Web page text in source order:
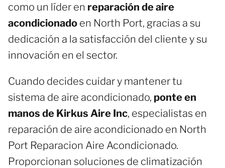
como un líder en reparación de aire
acondicionado en North Port, gracias a su
dedicación a la satisfacción del cliente y su
innovación en el sector.
Cuando decides cuidar y mantener tu
sistema de aire acondicionado, ponte en
manos de Kirkus Aire Inc, especialistas en
reparación de aire acondicionado en North
Port Reparacion Aire Acondicionado.
Proporcionan soluciones de climatización